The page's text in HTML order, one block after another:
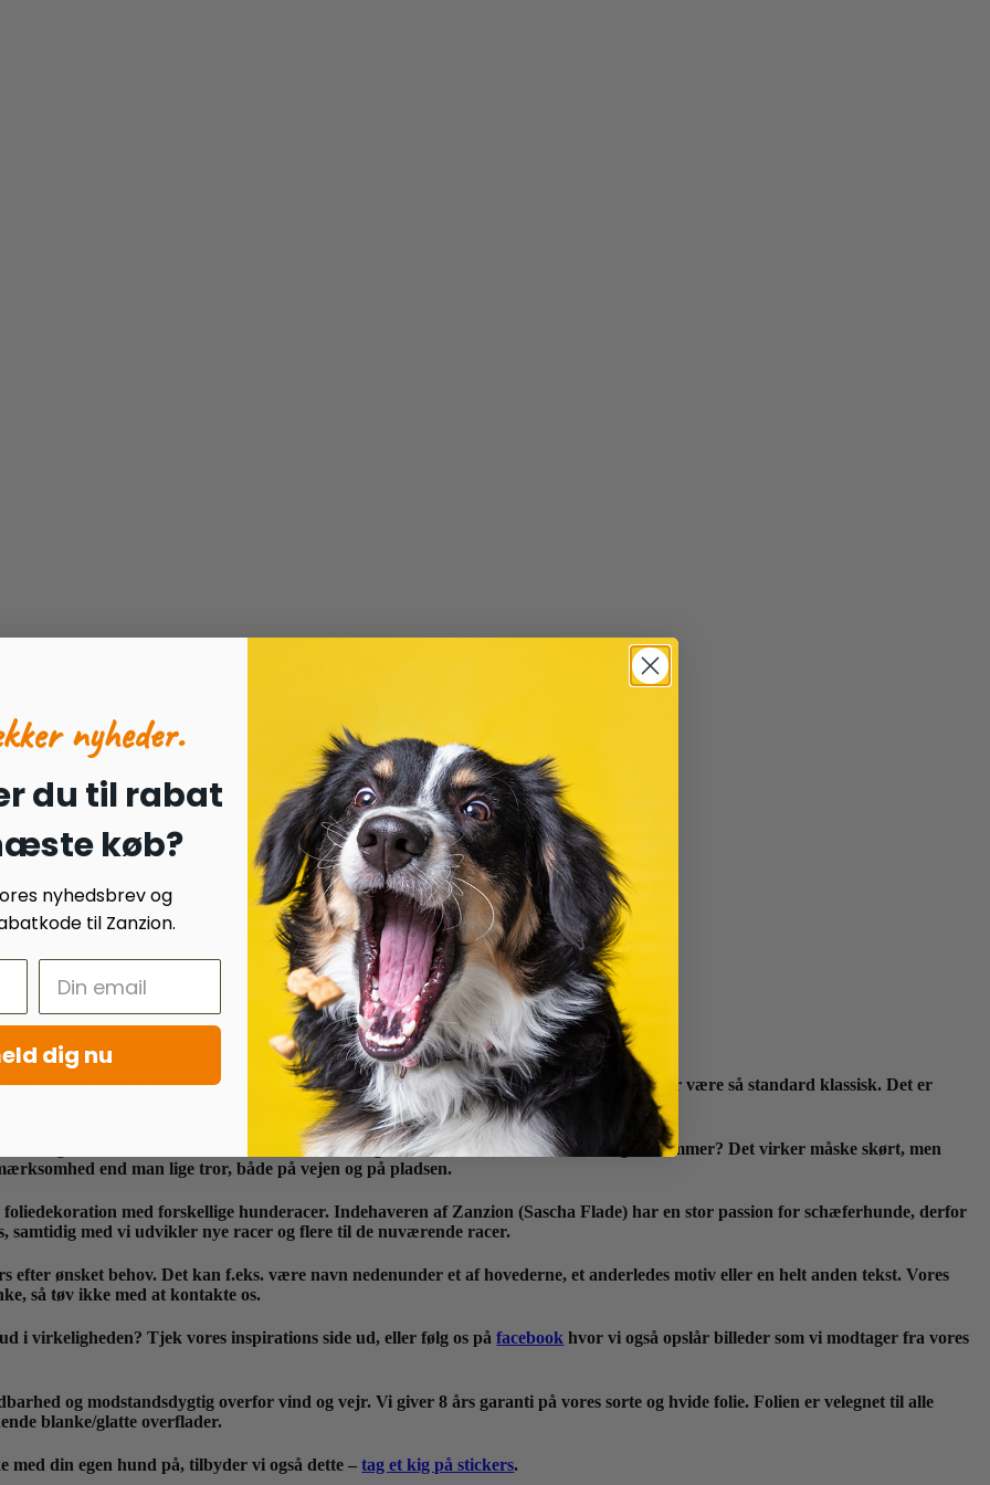
hunderace
model. Præcis ligesom postkassen, traileren, vinduer og døre til hjemmet ikke behøver være så standard klassisk. Det er
og tilsætte lidt pynt på hverdagens daglige brugsgenstande.
lagt mærke til. Hvorfor ikke allerede blive lagt mærke til når du køre afsted og ankommer? Det virker måske skørt, men
end man lige tror, både på vejen og på pladsen.
med forskellige hunderacer. Indehaveren af Zanzion (Sascha Flade) har en stor passion for schæferhunde, derfor
samtidig med vi udvikler nye racer og flere til de nuværende racer.
ønsket behov. Det kan f.eks. være navn nedenunder et af hovederne, et anderledes motiv eller en helt anden tekst. Vores
så tøv ikke med at kontakte os.
i virkeligheden? Tjek vores inspirations side ud, eller følg os påfacebook hvor vi også opslår billeder som vi modtager fra vores
og modstandsdygtig overfor vind og vejr. Vi giver 8 års garanti på vores sorte og hvide folie. Folien er velegnet til alle
blanke/glatte overflader.
med din egen hund på, tilbyder vi også dette –tag et kig på stickers.
nyheder.
du til rabat
køb?
nyhedsbrev og
til Zanzion.
dig nu